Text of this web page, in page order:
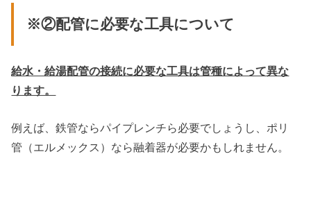
※②配管に必要な工具について
給水・給湯配管の接続に必要な工具は管種によって異な
ります。
例えば、鉄管ならパイプレンチら必要でしょうし、ポリ
管（エルメックス）なら融着器が必要かもしれません。